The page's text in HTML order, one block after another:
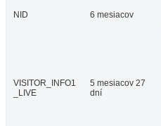
NID 6 mesiacov
VISITOR_INFO1
_LIVE
5 mesiacov 27
dní